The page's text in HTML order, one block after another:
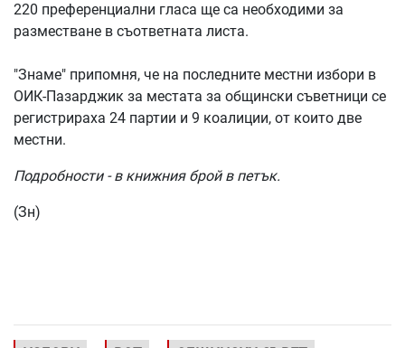
220 преференциални гласа ще са необходими за
разместване в съответната листа.
"Знаме" припомня, че на последните местни избори в
ОИК-Пазарджик за местата за общински съветници се
регистрираха 24 партии и 9 коалиции, от които две
местни.
Подробности - в книжния брой в петък.
(Зн)